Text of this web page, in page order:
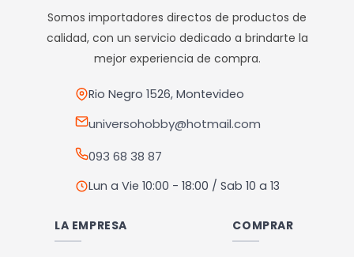
opciones
se
pueden
en
la
de
producto
opciones
se
pueden
producto
Somos importadores directos de productos de
calidad, con un servicio dedicado a brindarte la
mejor experiencia de compra.
Rio Negro 1526, Montevideo
universohobby@hotmail.com
093 68 38 87
Lun a Vie 10:00 - 18:00 / Sab 10 a 13
LA EMPRESA COMPRAR